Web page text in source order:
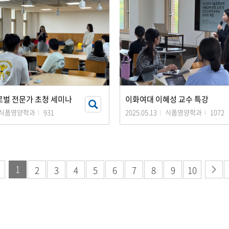
전문가 초청 세미나
품영양학과 931
이화여대 이혜성 교수 특강
2025.05.13 식품영양학과 1072
1 2 3 4 5 6 7 8 9 10